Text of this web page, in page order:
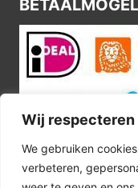
Wij
We gebruiken
verbeteren,